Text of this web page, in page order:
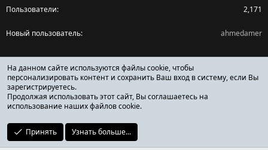
Пользователи 2,171
Новый пользователь ahmedamer
Поделиться страницей
Facebook
X (Twitter)
Reddit
ОТЗЫВЫ ОНЛАЙН ФОРУМ
На данном сайте используются файлы cookie, чтобы
персонализировать контент и сохранить Ваш вход в систему, если Вы
зарегистрируетесь.
Продолжая использовать этот сайт, Вы соглашаетесь на
использование наших файлов cookie.
Принять Узнать больше...